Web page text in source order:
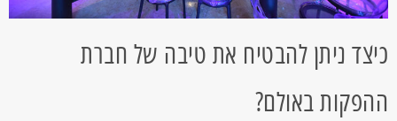
כיצד ניתן להבטיח את טיבה של חברת
ההפקות באולם?